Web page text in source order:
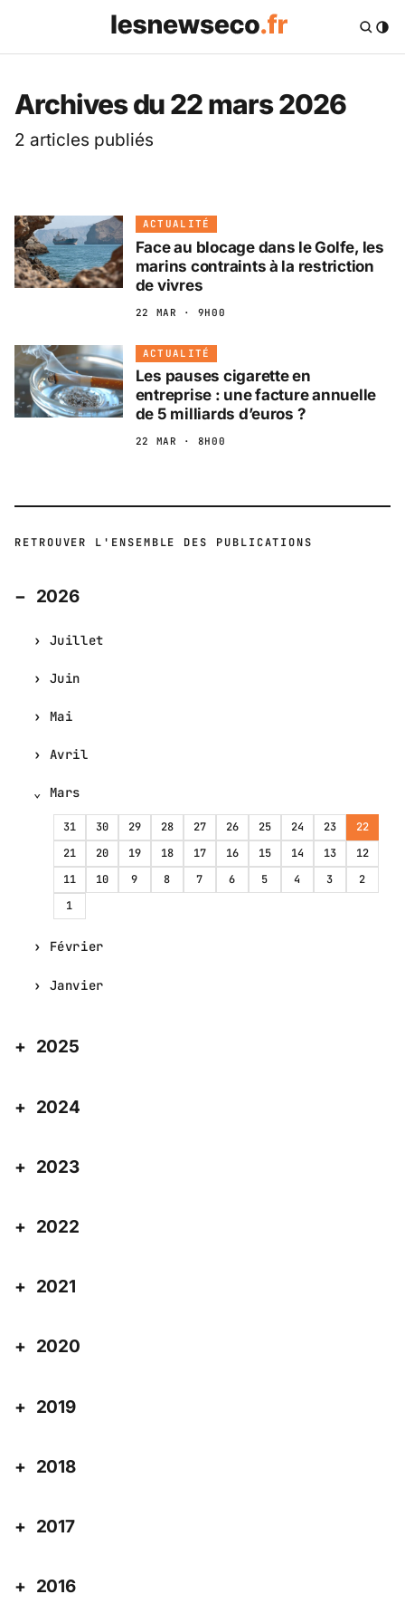
Les News Eco .fr —
Archives du 22 mars 2026
2 articles publiés
ACTUALITÉ
Face au blocage dans le Golfe, les
marins contraints à la restriction
de vivres
22 MAR · 9H00
ACTUALITÉ
Les pauses cigarette en
entreprise : une facture annuelle
de 5 milliards d’euros ?
22 MAR · 8H00
RETROUVER L'ENSEMBLE DES PUBLICATIONS
2026
Juillet
Juin
Mai
Avril
Mars
31 30 29 28 27 26 25 24 23
22
21
20 19 18 17 16 15 14 13
12
11
10 9 8 7 6 5 4 3
2
1
Février
Janvier
2025
2024
2023
2022
2021
2020
2019
2018
2017
2016